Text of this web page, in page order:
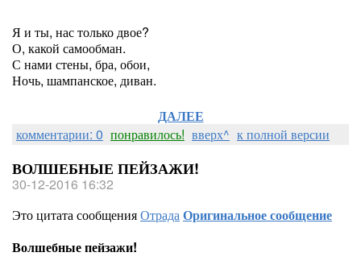
Я и ты, нас только двое?
О, какой самообман.
С нами стены, бра, обои,
Ночь, шампанское, диван.
ДАЛЕЕ
комментарии: 0 понравилось! вверх^ к полной версии
ВОЛШЕБНЫЕ ПЕЙЗАЖИ!
30-12-2016 16:32
Это цитата сообщенияОтрадаОригинальное сообщение
Волшебные пейзажи!